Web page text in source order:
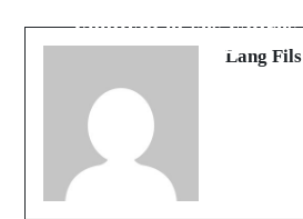
2021
Football et ses
Lang Fils